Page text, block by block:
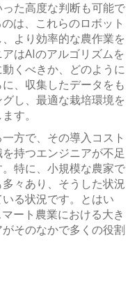
た高度な判断も可能で
は、これらのロボット
より効率的な農作業を
はAIのアルゴリズムを
くべきか、どのように
、収集したデータをも
し、最適な栽培環境を
す。
方で、その導入コスト
持つエンジニアが不足
特に、小規模な農家で
々あり、そうした状況
る状況です。とはい
ート農業における大き
そのなかで多くの役割